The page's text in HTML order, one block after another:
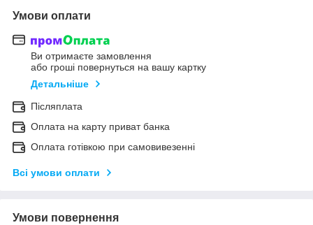
Умови оплати
Ви отримаєте замовлення
або гроші повернуться на вашу картку
Детальніше
Післяплата
Оплата на карту приват банка
Оплата готівкою при самовивезенні
Всі умови оплати
Умови повернення